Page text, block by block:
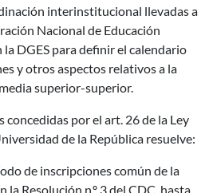
interinstitucional llevadas a
Nacional de Educación
la DGES para definir el calendario
y otros aspectos relativos a la
superior-superior.
concedidas por el art. 26 de la Ley
de la República resuelve:
de inscripciones común de la
la Resolución n.º 3 del CDC, hasta